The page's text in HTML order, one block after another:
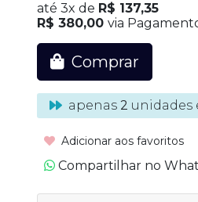
até 3x de R$ 137,35
R$ 380,00 via
Comprar
apenas 2 unidades
Adicionar aos favoritos
Compartilhar no